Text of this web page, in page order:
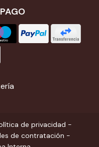
de privacidad -
de contratación -